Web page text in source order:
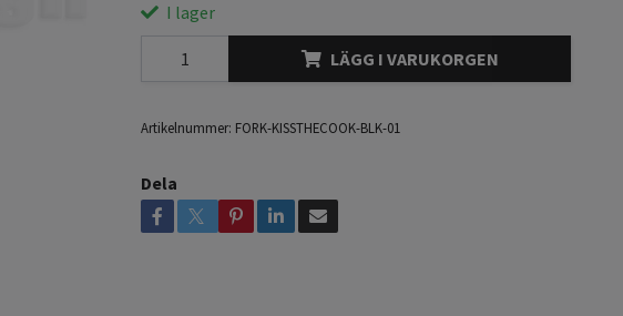
I lager
LÄGG I VARUKORGEN
Artikelnummer: FORK-KISSTHECOOK-BLK-01
Dela